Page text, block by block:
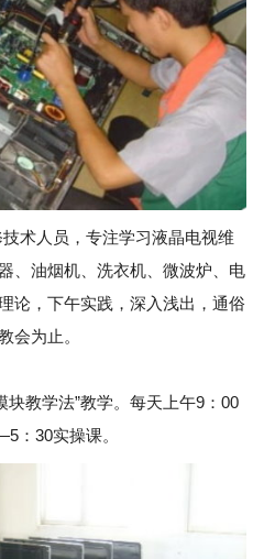
术人员，专注学习液晶电视维
、油烟机、洗衣机、微波炉、电
论，下午实践，深入浅出，通俗
会为止。
块教学法”教学。每天上午9：00
：30实操课。